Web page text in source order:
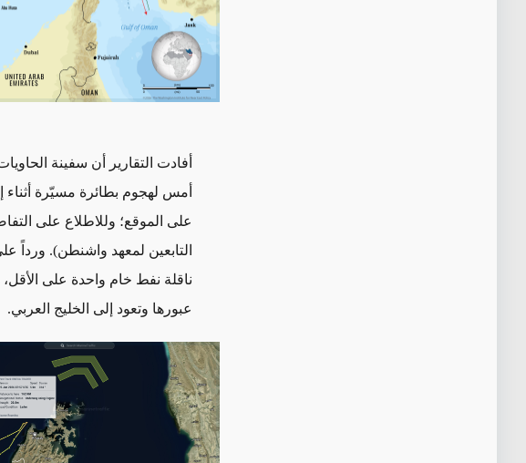
أفادت التقارير أن سفينة
أمس لهجوم بطائرة مسيّرة أثناء
على الموقع؛ وللاطلاع على
التابعين لمعهد واشنطن). ورداً
ناقلة نفط خام واحدة على
عبورها وتعود إلى الخليج العربي.